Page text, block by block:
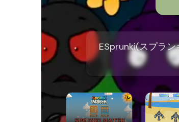
ESprunki(スプラ